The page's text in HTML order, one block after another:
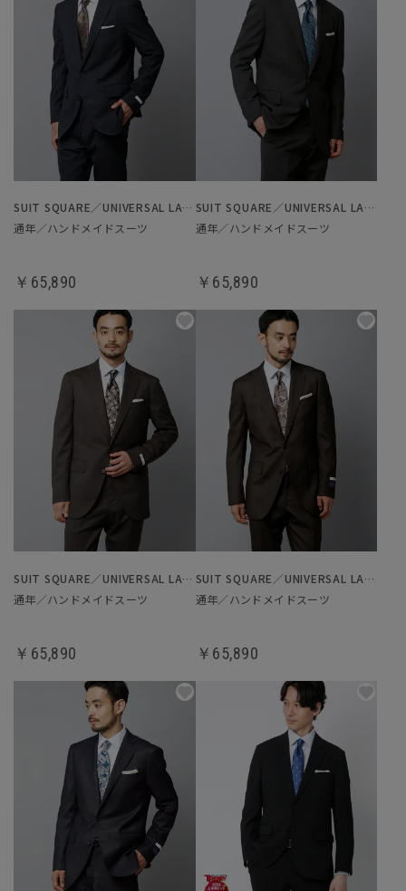
SUIT SQUARE／UNIVERSAL LANGUAGE
通年／ハンドメイドスーツ
￥65,890
SUIT SQUARE／UNIVERSAL LANGUAGE
通年／ハンドメイドスーツ
￥65,890
SUIT SQUARE／UNIVERSAL LANGUAGE
通年／ハンドメイドスーツ
￥65,890
SUIT SQUARE／UNIVERSAL LANGUAGE
通年／ハンドメイドスーツ
￥65,890